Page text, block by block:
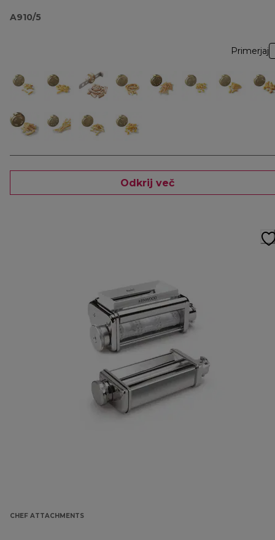
A910/5
Primerjaj
Odkrij več
CHEF ATTACHMENTS